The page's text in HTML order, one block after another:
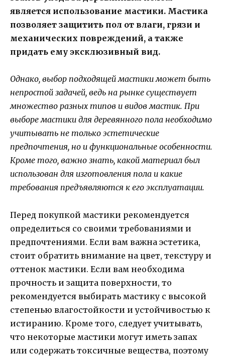
является использование мастики. Мастика
позволяет защитить пол от влаги, грязи и
механических повреждений, а также
придать ему эксклюзивный вид.
Однако, выбор подходящей мастики может быть
непростой задачей, ведь на рынке существует
множество разных типов и видов мастик. При
выборе мастики для деревянного пола необходимо
учитывать не только эстетические
предпочтения, но и функциональные особенности.
Кроме того, важно знать, какой материал был
использован для изготовления пола и какие
требования предъявляются к его эксплуатации.
Перед покупкой мастики рекомендуется
определиться со своими требованиями и
предпочтениями. Если вам важна эстетика,
стоит обратить внимание на цвет, текстуру и
оттенок мастики. Если вам необходима
прочность и защита поверхности, то
рекомендуется выбирать мастику с высокой
степенью влагостойкости и устойчивостью к
истиранию. Кроме того, следует учитывать,
что некоторые мастики могут иметь запах
или содержать токсичные вещества, поэтому